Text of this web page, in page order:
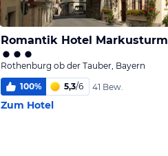
Romantik Hotel Markusturm
Rothenburg ob der Tauber, Bayern
100% 5,3/6 41 Bew.
Zum Hotel